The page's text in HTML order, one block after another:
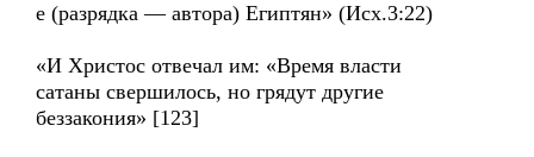
е (разрядка — автора) Египтян» (Исх.3:22)
«И Христос отвечал им: «Время власти
сатаны свершилось, но грядут другие
беззакония» [123]